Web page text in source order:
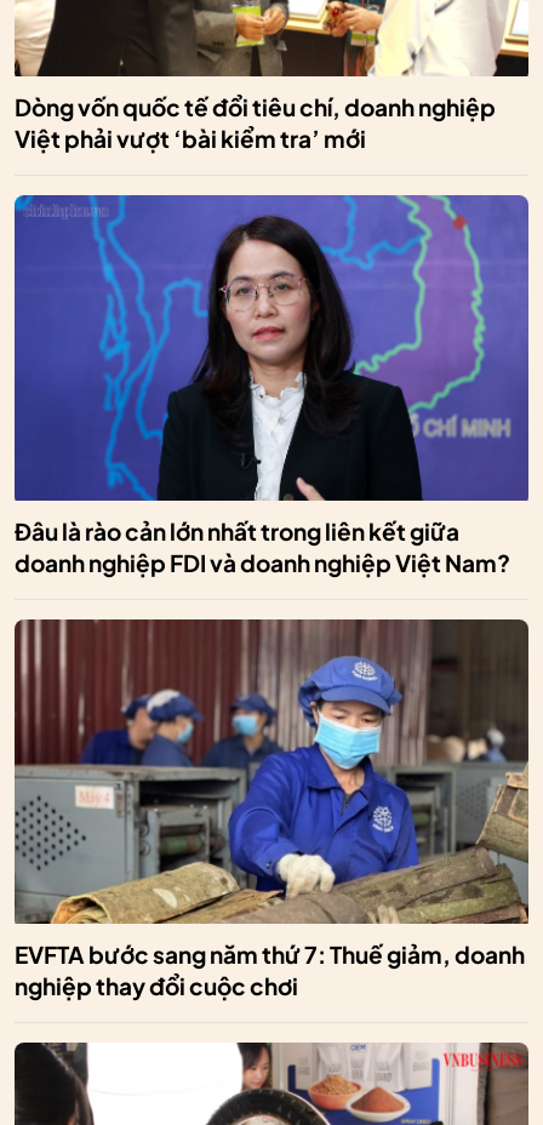
Dòng vốn quốc tế đổi tiêu chí, doanh nghiệp
Việt phải vượt ‘bài kiểm tra’ mới
Đâu là rào cản lớn nhất trong liên kết giữa
doanh nghiệp FDI và doanh nghiệp Việt Nam?
EVFTA bước sang năm thứ 7: Thuế giảm, doanh
nghiệp thay đổi cuộc chơi